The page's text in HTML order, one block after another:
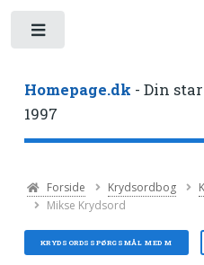
Homepage.dk - Din
1997
Forside Krydsordbog
Mikse Krydsord
KRYDSORDSSPØRGSMÅL MED M